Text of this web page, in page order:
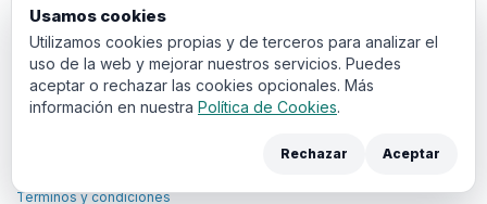
IVA incluido
Añadir a la cesta
Ciudades
Términos y condiciones
Usamos cookies
Utilizamos cookies propias y de terceros para analizar el
uso de la web y mejorar nuestros servicios. Puedes
aceptar o rechazar las cookies opcionales. Más
información en nuestra Política de Cookies.
Rechazar Aceptar